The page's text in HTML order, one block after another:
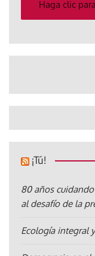
Haga clic
¡Tú!
80 años
al desafío de la
Ecología integral